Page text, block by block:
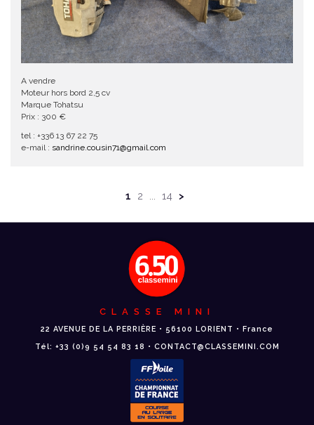
A vendre
Moteur hors bord 2,5 cv
Marque Tohatsu
Prix : 300 €
tel : +336 13 67 22 75
e-mail : sandrine.cousin71@gmail.com
1 2 ... 14 >
CLASSE MINI
22 AVENUE DE LA PERRIÈRE • 56100 LORIENT • France
Tél: +33 (0)9 54 54 83 18 • CONTACT@CLASSEMINI.COM